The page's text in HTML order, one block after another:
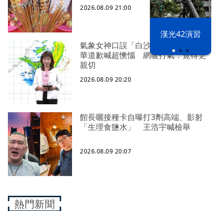
漢光42演習
2026.08.09 21:00
氣象女神口誤「白沙屯颱風」！伍婉
華道歉喊超懊惱 網暖打氣：覺得更
親切
2026.08.09 20:20
館長曬接種卡自曝打3劑高端、影射
「生理食鹽水」 王浩宇喊檢舉
2026.08.09 20:07
熱門新聞